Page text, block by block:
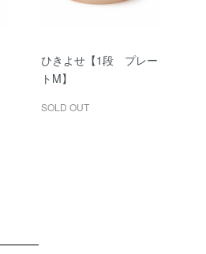
ひきよせ【1段 プレー
トM】
SOLD OUT